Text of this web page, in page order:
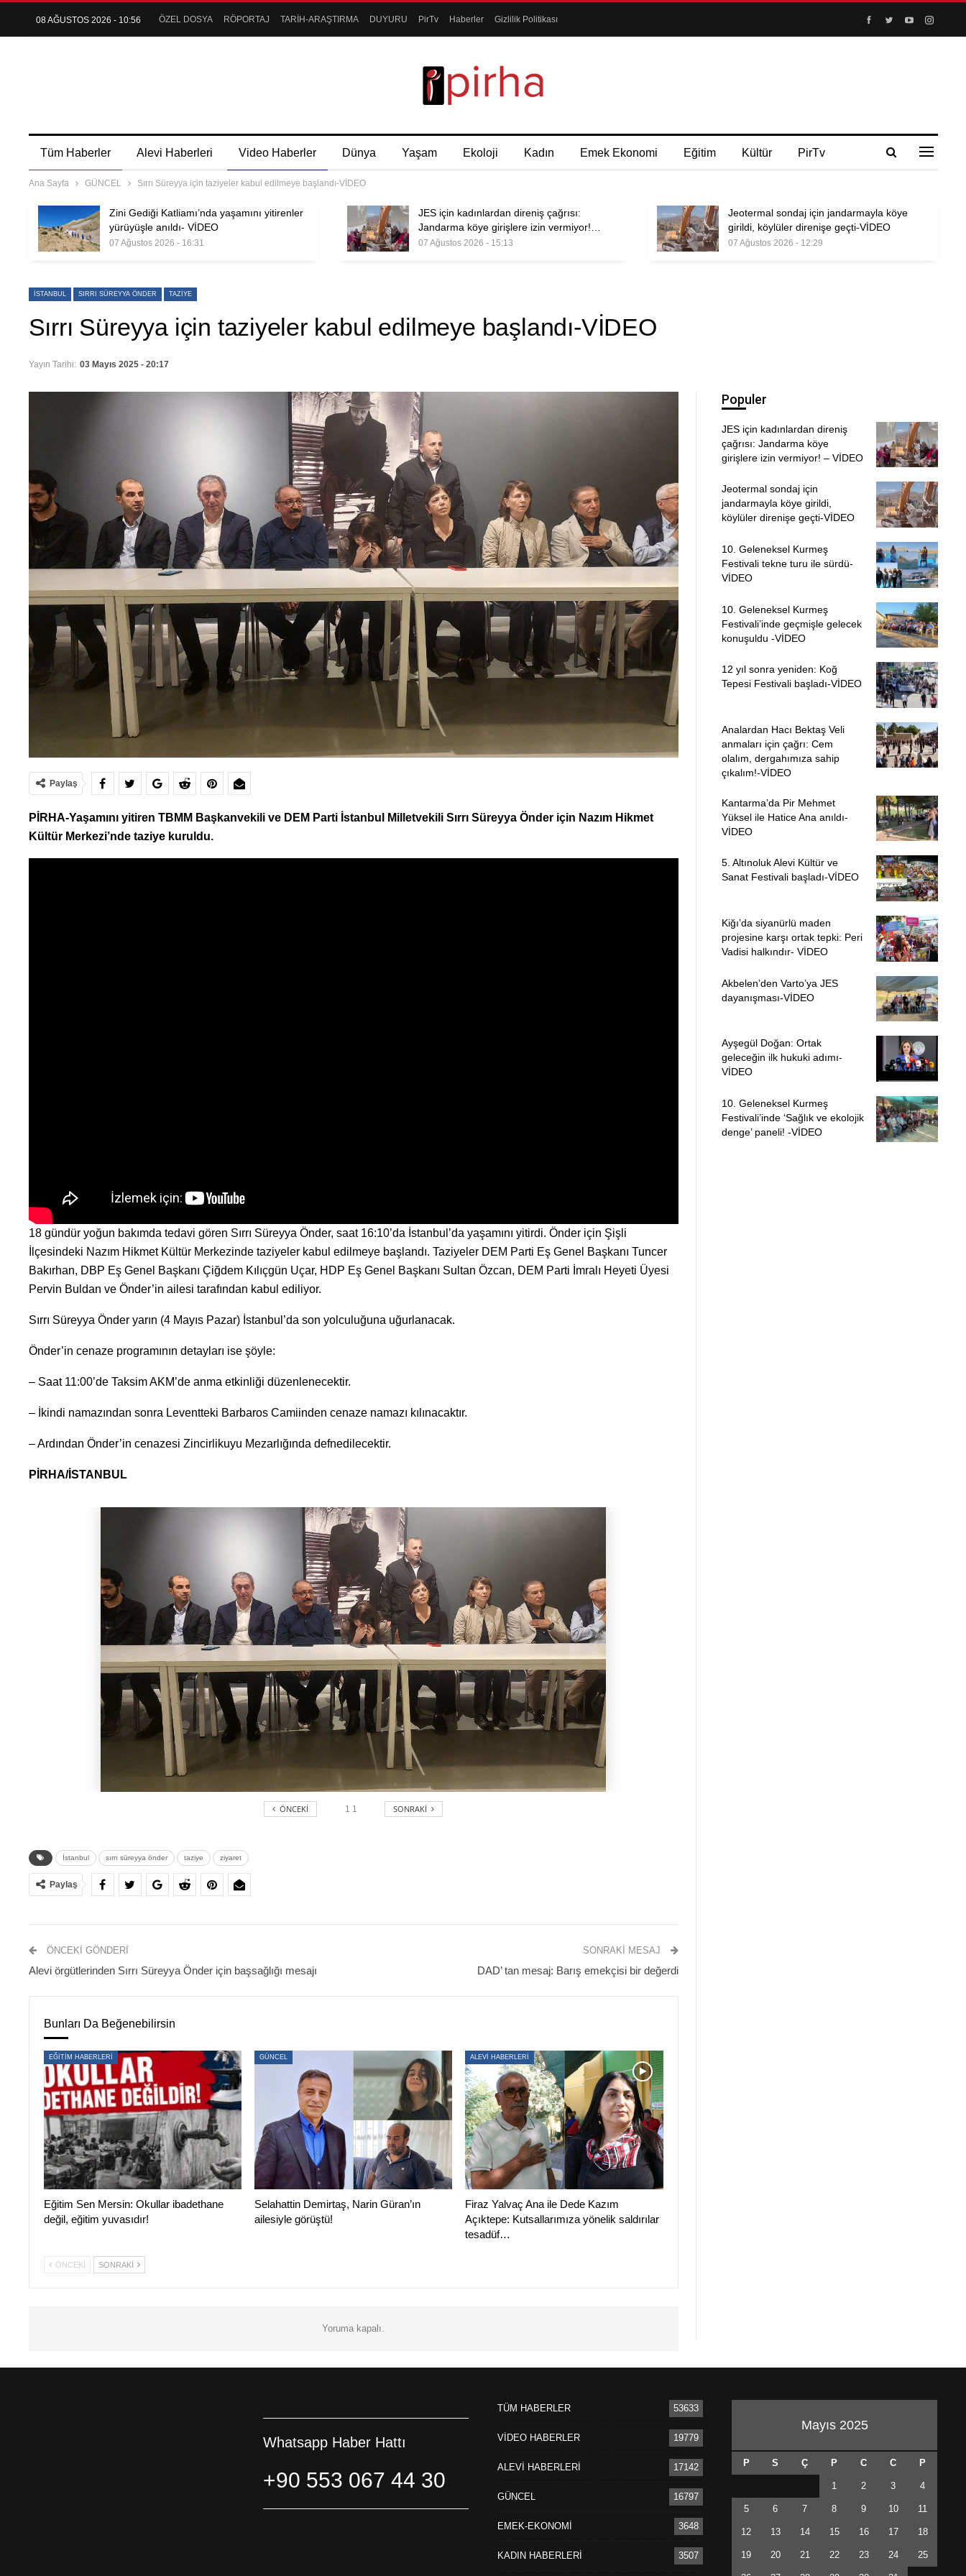
08 AĞUSTOS 2026 - 10:56 ÖZEL DOSYA RÖPORTAJ TARİH-ARAŞTIRMA DUYURU PirTv Haberler Gizlilik Politikası
Tüm Haberler Alevi Haberleri Video Haberler Dünya Yaşam Ekoloji Kadın Emek Ekonomi Eğitim Kültür PirTv
Ana Sayfa GÜNCEL Sırrı Süreyya için taziyeler kabul edilmeye başlandı-VİDEO
Zini Gediği Katliamı’nda yaşamını yitirenler
yürüyüşle anıldı- VİDEO
07 Ağustos 2026 - 16:31
JES için kadınlardan direniş çağrısı:
Jandarma köye girişlere izin vermiyor!…
07 Ağustos 2026 - 15:13
Jeotermal sondaj için jandarmayla köye
girildi, köylüler direnişe geçti-VİDEO
07 Ağustos 2026 - 12:29
İSTANBUL SIRRI SÜREYYA ÖNDER TAZIYE
Sırrı Süreyya için taziyeler kabul edilmeye başlandı-VİDEO
Yayın Tarihi: 03 Mayıs 2025 - 20:17
Paylaş
PİRHA-Yaşamını yitiren TBMM Başkanvekili ve DEM Parti İstanbul Milletvekili Sırrı Süreyya Önder için Nazım Hikmet
Kültür Merkezi’nde taziye kuruldu.
18 gündür yoğun bakımda tedavi gören Sırrı Süreyya Önder, saat 16:10’da İstanbul’da yaşamını yitirdi. Önder için Şişli
İlçesindeki Nazım Hikmet Kültür Merkezinde taziyeler kabul edilmeye başlandı. Taziyeler DEM Parti Eş Genel Başkanı Tuncer
Bakırhan, DBP Eş Genel Başkanı Çiğdem Kılıçgün Uçar, HDP Eş Genel Başkanı Sultan Özcan, DEM Parti İmralı Heyeti Üyesi
Pervin Buldan ve Önder’in ailesi tarafından kabul ediliyor.
Sırrı Süreyya Önder yarın (4 Mayıs Pazar) İstanbul’da son yolculuğuna uğurlanacak.
Önder’in cenaze programının detayları ise şöyle:
– Saat 11:00’de Taksim AKM’de anma etkinliği düzenlenecektir.
– İkindi namazından sonra Leventteki Barbaros Camiinden cenaze namazı kılınacaktır.
– Ardından Önder’in cenazesi Zincirlikuyu Mezarlığında defnedilecektir.
PİRHA/İSTANBUL
ÖNCEKI 1 1 SONRAKI
İstanbul sırrı süreyya önder taziye ziyaret
Paylaş
ÖNCEKI GÖNDERI
Alevi örgütlerinden Sırrı Süreyya Önder için başsağlığı mesajı
SONRAKI MESAJ
DAD’ tan mesaj: Barış emekçisi bir değerdi
Bunları Da Beğenebilirsin
EĞİTİM HABERLERİ
Eğitim Sen Mersin: Okullar ibadethane
değil, eğitim yuvasıdır!
GÜNCEL
Selahattin Demirtaş, Narin Güran’ın
ailesiyle görüştü!
ALEVİ HABERLERİ
Firaz Yalvaç Ana ile Dede Kazım
Açıktepe: Kutsallarımıza yönelik saldırılar
tesadüf…
ÖNCEKI SONRAKI
Yoruma kapalı.
Populer
JES için kadınlardan direniş
çağrısı: Jandarma köye
girişlere izin vermiyor! – VİDEO
Jeotermal sondaj için
jandarmayla köye girildi,
köylüler direnişe geçti-VİDEO
10. Geleneksel Kurmeş
Festivali tekne turu ile sürdü-
VİDEO
10. Geleneksel Kurmeş
Festivali’inde geçmişle gelecek
konuşuldu -VİDEO
12 yıl sonra yeniden: Koğ
Tepesi Festivali başladı-VİDEO
Analardan Hacı Bektaş Veli
anmaları için çağrı: Cem
olalım, dergahımıza sahip
çıkalım!-VİDEO
Kantarma’da Pir Mehmet
Yüksel ile Hatice Ana anıldı-
VİDEO
5. Altınoluk Alevi Kültür ve
Sanat Festivali başladı-VİDEO
Kiğı’da siyanürlü maden
projesine karşı ortak tepki: Peri
Vadisi halkındır- VİDEO
Akbelen’den Varto’ya JES
dayanışması-VİDEO
Ayşegül Doğan: Ortak
geleceğin ilk hukuki adımı-
VİDEO
10. Geleneksel Kurmeş
Festivali’inde ‘Sağlık ve ekolojik
denge’ paneli! -VİDEO
Whatsapp Haber Hattı
+90 553 067 44 30
TÜM HABERLER 53633
VİDEO HABERLER 19779
ALEVİ HABERLERİ 17142
GÜNCEL 16797
EMEK-EKONOMİ 3648
KADIN HABERLERİ 3507
Mayıs 2025
P S Ç P C C P
1 2 3 4
5 6 7 8 9 10 11
12 13 14 15 16 17 18
19 20 21 22 23 24 25